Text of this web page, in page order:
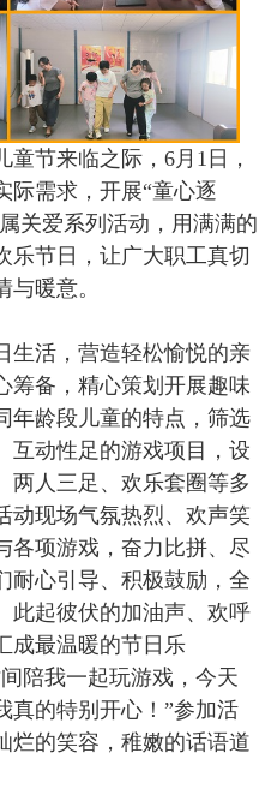
节来临之际，6月1日，
际需求，开展“童心逐
关爱系列活动，用满满的
乐节日，让广大职工真切
暖意。
活，营造轻松愉悦的亲
筹备，精心策划开展趣味
年龄段儿童的特点，筛选
互动性足的游戏项目，设
两人三足、欢乐套圈等多
动现场气氛热烈、欢声笑
各项游戏，奋力比拼、尽
耐心引导、积极鼓励，全
此起彼伏的加油声、欢呼
成最温暖的节日乐
陪我一起玩游戏，今天
真的特别开心！”参加活
烂的笑容，稚嫩的话语道